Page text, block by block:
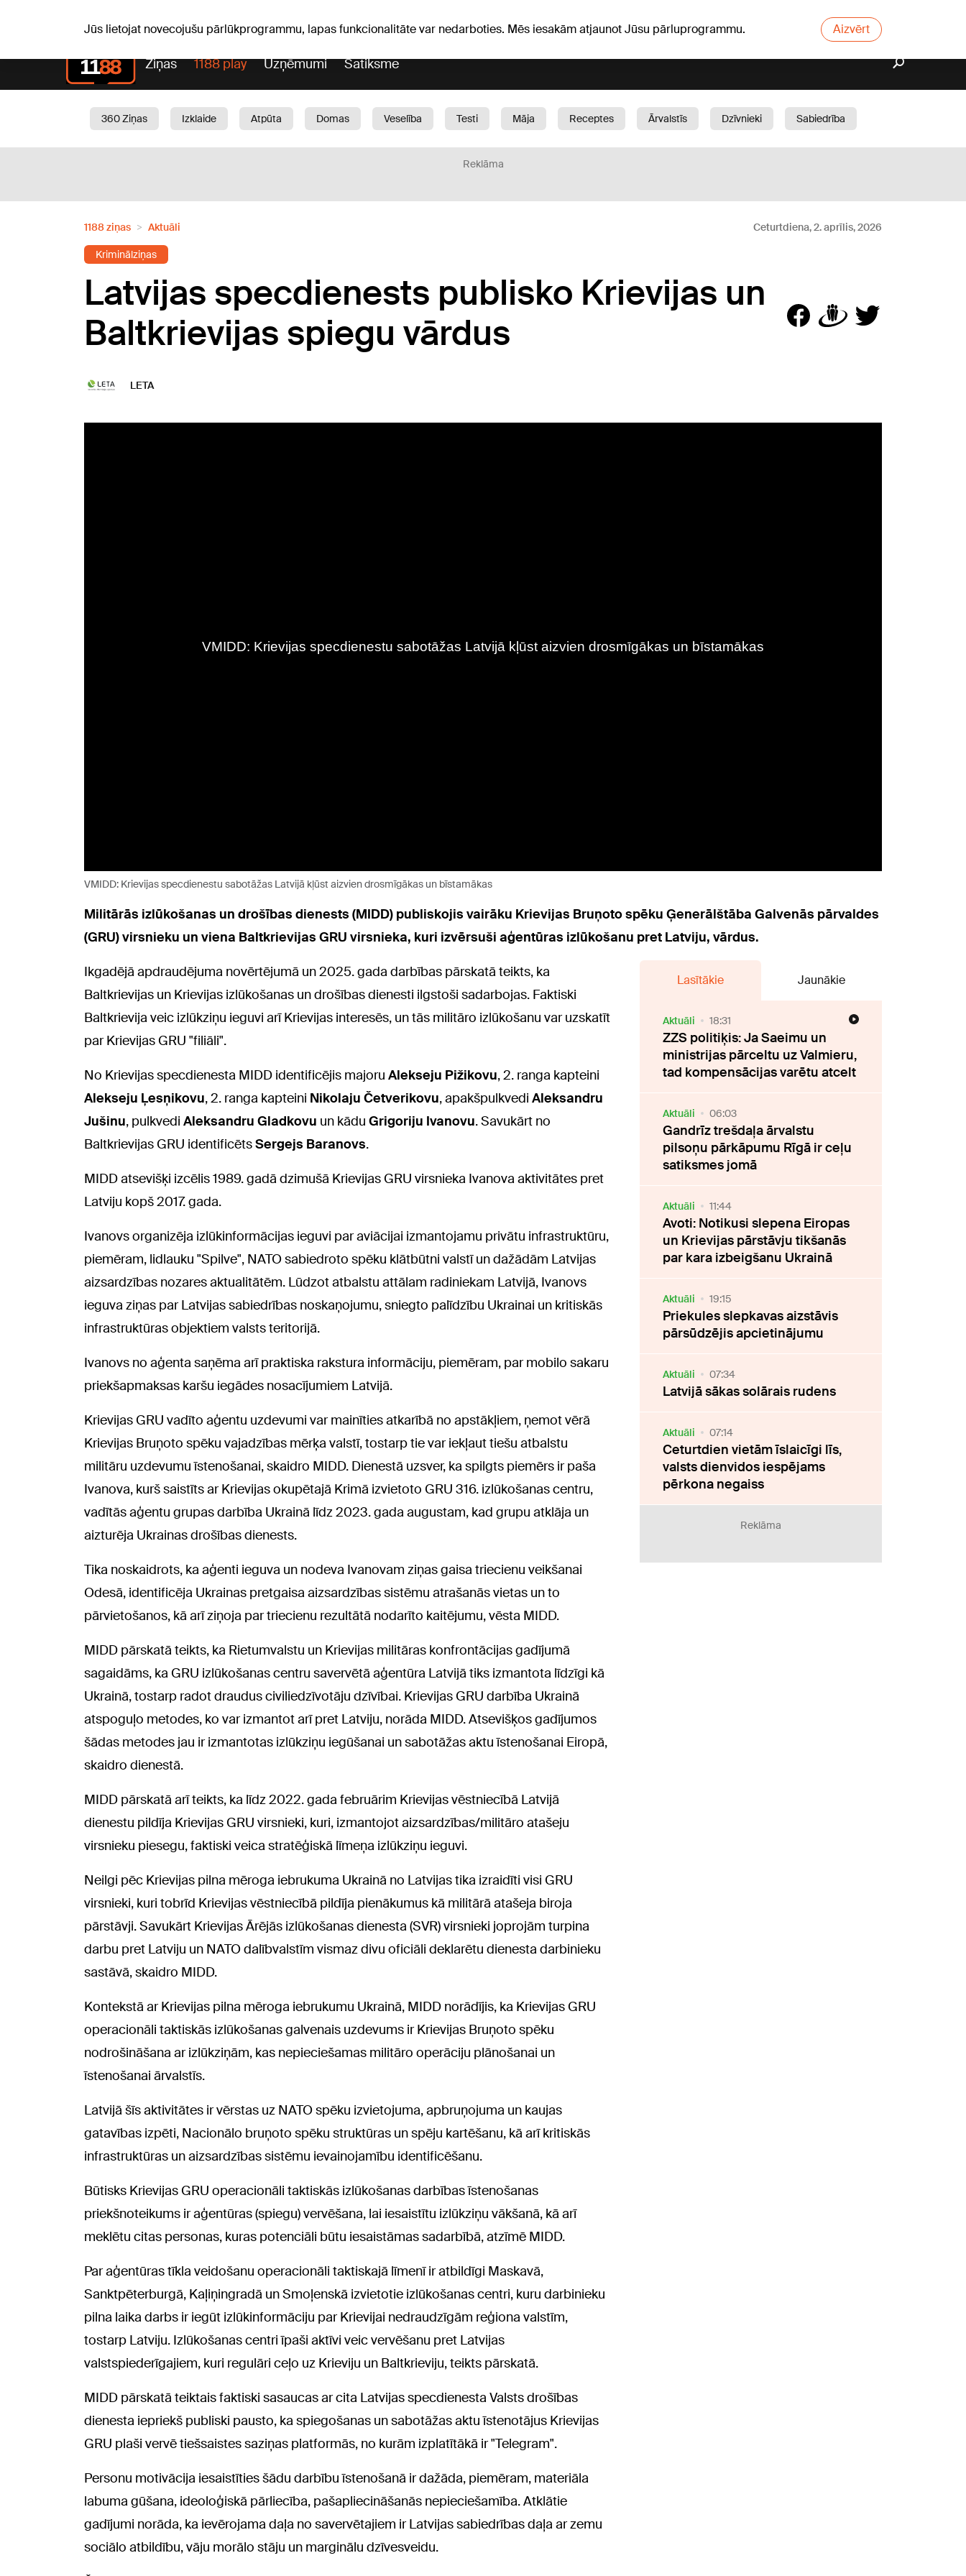
Jūs lietojat novecojušu pārlūkprogrammu, lapas funkcionalitāte var nedarboties. Mēs iesakām atjaunot Jūsu pārluprogrammu. Aizvērt
Ziņas 1188 play Uzņēmumi Satiksme
360 Ziņas Izklaide Atpūta Domas Veselība Testi Māja Receptes Ārvalstīs Dzīvnieki
Sabiedrība
Reklāma
1188 ziņas Aktuāli Ceturtdiena, 2. aprīlis, 2026
Kriminālziņas
Latvijas specdienests publisko Krievijas un
Baltkrievijas spiegu vārdus
LETA
VMIDD: Krievijas specdienestu sabotāžas Latvijā kļūst aizvien drosmīgākas un bīstamākas
Militārās izlūkošanas un drošības dienests (MIDD) publiskojis vairāku Krievijas Bruņoto spēku Ģenerālštāba Galvenās pārvaldes
(GRU) virsnieku un viena Baltkrievijas GRU virsnieka, kuri izvērsuši aģentūras izlūkošanu pret Latviju, vārdus.
Ikgadējā apdraudējuma novērtējumā un 2025. gada darbības pārskatā teikts, ka
Baltkrievijas un Krievijas izlūkošanas un drošības dienesti ilgstoši sadarbojas. Faktiski
Baltkrievija veic izlūkziņu ieguvi arī Krievijas interesēs, un tās militāro izlūkošanu var uzskatīt
par Krievijas GRU "filiāli".
No Krievijas specdienesta MIDD identificējis majoru Alekseju Pižikovu, 2. ranga kapteini
Alekseju Ļesņikovu, 2. ranga kapteini Nikolaju Četverikovu, apakšpulkvedi Aleksandru
Jušinu, pulkvedi Aleksandru Gladkovu un kādu Grigoriju Ivanovu. Savukārt no
Baltkrievijas GRU identificētsSergejs Baranovs.
MIDD atsevišķi izcēlis 1989. gadā dzimušā Krievijas GRU virsnieka Ivanova aktivitātes pret
Latviju kopš 2017. gada.
Ivanovs organizēja izlūkinformācijas ieguvi par aviācijai izmantojamu privātu infrastruktūru,
piemēram, lidlauku "Spilve", NATO sabiedroto spēku klātbūtni valstī un dažādām Latvijas
aizsardzības nozares aktualitātēm. Lūdzot atbalstu attālam radiniekam Latvijā, Ivanovs
ieguva ziņas par Latvijas sabiedrības noskaņojumu, sniegto palīdzību Ukrainai un kritiskās
infrastruktūras objektiem valsts teritorijā.
Ivanovs no aģenta saņēma arī praktiska rakstura informāciju, piemēram, par mobilo sakaru
priekšapmaksas karšu iegādes nosacījumiem Latvijā.
Krievijas GRU vadīto aģentu uzdevumi var mainīties atkarībā no apstākļiem, ņemot vērā
Krievijas Bruņoto spēku vajadzības mērķa valstī, tostarp tie var iekļaut tiešu atbalstu
militāru uzdevumu īstenošanai, skaidro MIDD. Dienestā uzsver, ka spilgts piemērs ir paša
Ivanova, kurš saistīts ar Krievijas okupētajā Krimā izvietoto GRU 316. izlūkošanas centru,
vadītās aģentu grupas darbība Ukrainā līdz 2023. gada augustam, kad grupu atklāja un
aizturēja Ukrainas drošības dienests.
Tika noskaidrots, ka aģenti ieguva un nodeva Ivanovam ziņas gaisa triecienu veikšanai
Odesā, identificēja Ukrainas pretgaisa aizsardzības sistēmu atrašanās vietas un to
pārvietošanos, kā arī ziņoja par triecienu rezultātā nodarīto kaitējumu, vēsta MIDD.
MIDD pārskatā teikts, ka Rietumvalstu un Krievijas militāras konfrontācijas gadījumā
sagaidāms, ka GRU izlūkošanas centru savervētā aģentūra Latvijā tiks izmantota līdzīgi kā
Ukrainā, tostarp radot draudus civiliedzīvotāju dzīvībai. Krievijas GRU darbība Ukrainā
atspoguļo metodes, ko var izmantot arī pret Latviju, norāda MIDD. Atsevišķos gadījumos
šādas metodes jau ir izmantotas izlūkziņu iegūšanai un sabotāžas aktu īstenošanai Eiropā,
skaidro dienestā.
MIDD pārskatā arī teikts, ka līdz 2022. gada februārim Krievijas vēstniecībā Latvijā
dienestu pildīja Krievijas GRU virsnieki, kuri, izmantojot aizsardzības/militāro atašeju
virsnieku piesegu, faktiski veica stratēģiskā līmeņa izlūkziņu ieguvi.
Neilgi pēc Krievijas pilna mēroga iebrukuma Ukrainā no Latvijas tika izraidīti visi GRU
virsnieki, kuri tobrīd Krievijas vēstniecībā pildīja pienākumus kā militārā atašeja biroja
pārstāvji. Savukārt Krievijas Ārējās izlūkošanas dienesta (SVR) virsnieki joprojām turpina
darbu pret Latviju un NATO dalībvalstīm vismaz divu oficiāli deklarētu dienesta darbinieku
sastāvā, skaidro MIDD.
Kontekstā ar Krievijas pilna mēroga iebrukumu Ukrainā, MIDD norādījis, ka Krievijas GRU
operacionāli taktiskās izlūkošanas galvenais uzdevums ir Krievijas Bruņoto spēku
nodrošināšana ar izlūkziņām, kas nepieciešamas militāro operāciju plānošanai un
īstenošanai ārvalstīs.
Latvijā šīs aktivitātes ir vērstas uz NATO spēku izvietojuma, apbruņojuma un kaujas
gatavības izpēti, Nacionālo bruņoto spēku struktūras un spēju kartēšanu, kā arī kritiskās
infrastruktūras un aizsardzības sistēmu ievainojamību identificēšanu.
Būtisks Krievijas GRU operacionāli taktiskās izlūkošanas darbības īstenošanas
priekšnoteikums ir aģentūras (spiegu) vervēšana, lai iesaistītu izlūkziņu vākšanā, kā arī
meklētu citas personas, kuras potenciāli būtu iesaistāmas sadarbībā, atzīmē MIDD.
Par aģentūras tīkla veidošanu operacionāli taktiskajā līmenī ir atbildīgi Maskavā,
Sanktpēterburgā, Kaļiņingradā un Smoļenskā izvietotie izlūkošanas centri, kuru darbinieku
pilna laika darbs ir iegūt izlūkinformāciju par Krievijai nedraudzīgām reģiona valstīm,
tostarp Latviju. Izlūkošanas centri īpaši aktīvi veic vervēšanu pret Latvijas
valstspiederīgajiem, kuri regulāri ceļo uz Krieviju un Baltkrieviju, teikts pārskatā.
MIDD pārskatā teiktais faktiski sasaucas ar cita Latvijas specdienesta Valsts drošības
dienesta iepriekš publiski pausto, ka spiegošanas un sabotāžas aktu īstenotājus Krievijas
GRU plaši vervē tiešsaistes saziņas platformās, no kurām izplatītākā ir "Telegram".
Personu motivācija iesaistīties šādu darbību īstenošanā ir dažāda, piemēram, materiāla
labuma gūšana, ideoloģiskā pārliecība, pašapliecināšanās nepieciešamība. Atklātie
gadījumi norāda, ka ievērojama daļa no savervētajiem ir Latvijas sabiedrības daļa ar zemu
sociālo atbildību, vāju morālo stāju un marginālu dzīvesveidu.
Lasītākie Jaunākie
Aktuāli 18:31
ZZS politiķis: Ja Saeimu un
ministrijas pārceltu uz Valmieru,
tad kompensācijas varētu atcelt
Aktuāli 06:03
Gandrīz trešdaļa ārvalstu
pilsoņu pārkāpumu Rīgā ir ceļu
satiksmes jomā
Aktuāli 11:44
Avoti: Notikusi slepena Eiropas
un Krievijas pārstāvju tikšanās
par kara izbeigšanu Ukrainā
Aktuāli 19:15
Priekules slepkavas aizstāvis
pārsūdzējis apcietinājumu
Aktuāli 07:34
Latvijā sākas solārais rudens
Aktuāli 07:14
Ceturtdien vietām īslaicīgi līs,
valsts dienvidos iespējams
pērkona negaiss
Reklāma